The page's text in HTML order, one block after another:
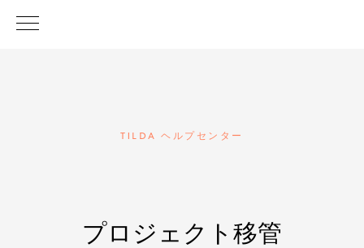
TILDA ヘルプセンター
プロジェクト移管